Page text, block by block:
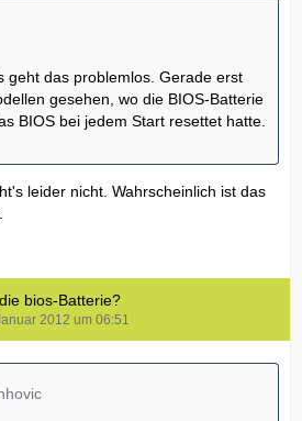
geht das problemlos. Gerade erst
gesehen, wo die BIOS-Batterie
BIOS bei jedem Start resettet hatte.
leider nicht. Wahrscheinlich ist das
bios-Batterie?
2012 um 06:51